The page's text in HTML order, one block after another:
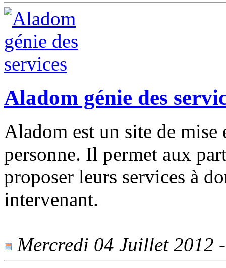
Aladom génie des
Aladom est un site de
personne. Il permet aux
proposer leurs services à
intervenant.
Mercredi 04 Juillet 2012